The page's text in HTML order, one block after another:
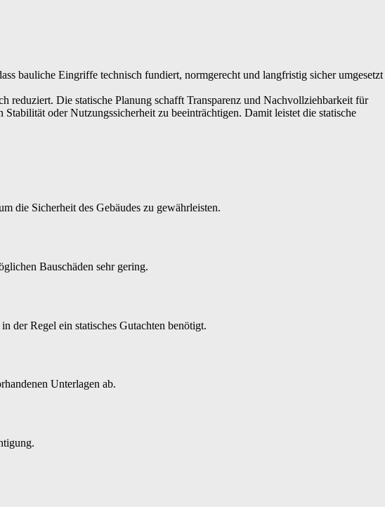
bauliche Eingriffe technisch fundiert, normgerecht und langfristig sicher umgesetzt
reduziert. Die statische Planung schafft Transparenz und Nachvollziehbarkeit für
oder Nutzungssicherheit zu beeinträchtigen. Damit leistet die statische
die Sicherheit des Gebäudes zu gewährleisten.
Bauschäden sehr gering.
der Regel ein statisches Gutachten benötigt.
Unterlagen ab.